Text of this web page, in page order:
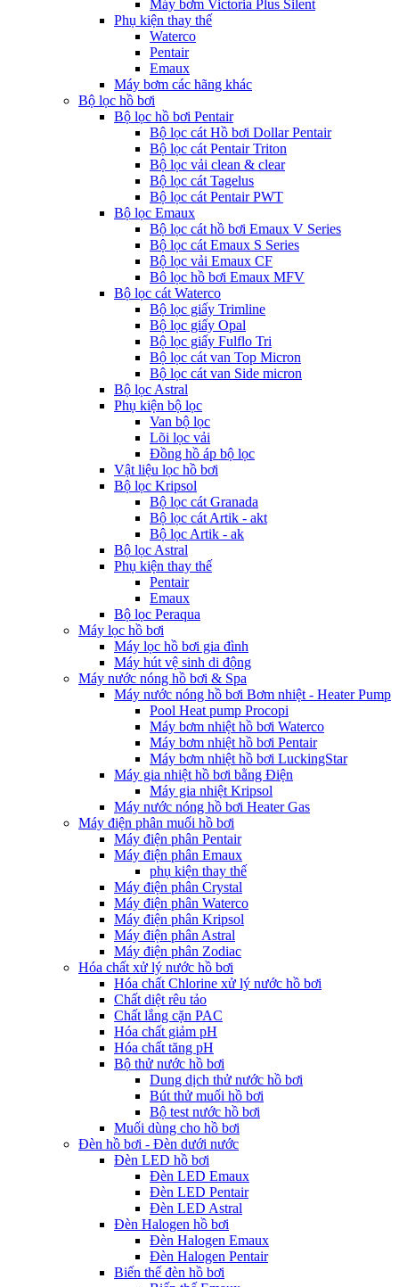
Máy bơm Victoria Plus Silent
Phụ kiện thay thế
Waterco
Pentair
Emaux
Máy bơm các hãng khác
Bộ lọc hồ bơi
Bộ lọc hồ bơi Pentair
Bộ lọc cát Hồ bơi Dollar Pentair
Bộ lọc cát Pentair Triton
Bộ lọc vải clean & clear
Bộ lọc cát Tagelus
Bộ lọc cát Pentair PWT
Bộ lọc Emaux
Bộ lọc cát hồ bơi Emaux V Series
Bộ lọc cát Emaux S Series
Bộ lọc vải Emaux CF
Bô lọc hồ bơi Emaux MFV
Bộ lọc cát Waterco
Bộ lọc giấy Trimline
Bộ lọc giấy Opal
Bộ lọc giấy Fulflo Tri
Bộ lọc cát van Top Micron
Bộ lọc cát van Side micron
Bộ lọc Astral
Phụ kiện bộ lọc
Van bộ lọc
Lõi lọc vải
Đồng hồ áp bộ lọc
Vật liệu lọc hồ bơi
Bộ lọc Kripsol
Bộ lọc cát Granada
Bộ lọc cát Artik - akt
Bộ lọc Artik - ak
Bộ lọc Astral
Phụ kiện thay thế
Pentair
Emaux
Bộ lọc Peraqua
Máy lọc hồ bơi
Máy lọc hồ bơi gia đình
Máy hút vệ sinh di động
Máy nước nóng hồ bơi & Spa
Máy nước nóng hồ bơi Bơm nhiệt - Heater Pump
Pool Heat pump Procopi
Máy bơm nhiệt hồ bơi Waterco
Máy bơm nhiệt hồ bơi Pentair
Máy bơm nhiệt hồ bơi LuckingStar
Máy gia nhiệt hồ bơi bằng Điện
Máy gia nhiệt Kripsol
Máy nước nóng hồ bơi Heater Gas
Máy điện phân muối hồ bơi
Máy điện phân Pentair
Máy điện phân Emaux
phụ kiện thay thế
Máy điện phân Crystal
Máy điện phân Waterco
Máy điện phân Kripsol
Máy điện phân Astral
Máy điện phân Zodiac
Hóa chất xử lý nước hồ bơi
Hóa chất Chlorine xử lý nước hồ bơi
Chất diệt rêu tảo
Chất lắng cặn PAC
Hóa chất giảm pH
Hóa chất tăng pH
Bộ thử nước hồ bơi
Dung dịch thử nước hồ bơi
Bút thử muối hồ bơi
Bộ test nước hồ bơi
Muối dùng cho hồ bơi
Đèn hồ bơi - Đèn dưới nước
Đèn LED hồ bơi
Đèn LED Emaux
Đèn LED Pentair
Đèn LED Astral
Đèn Halogen hồ bơi
Đèn Halogen Emaux
Đèn Halogen Pentair
Biến thế đèn hồ bơi